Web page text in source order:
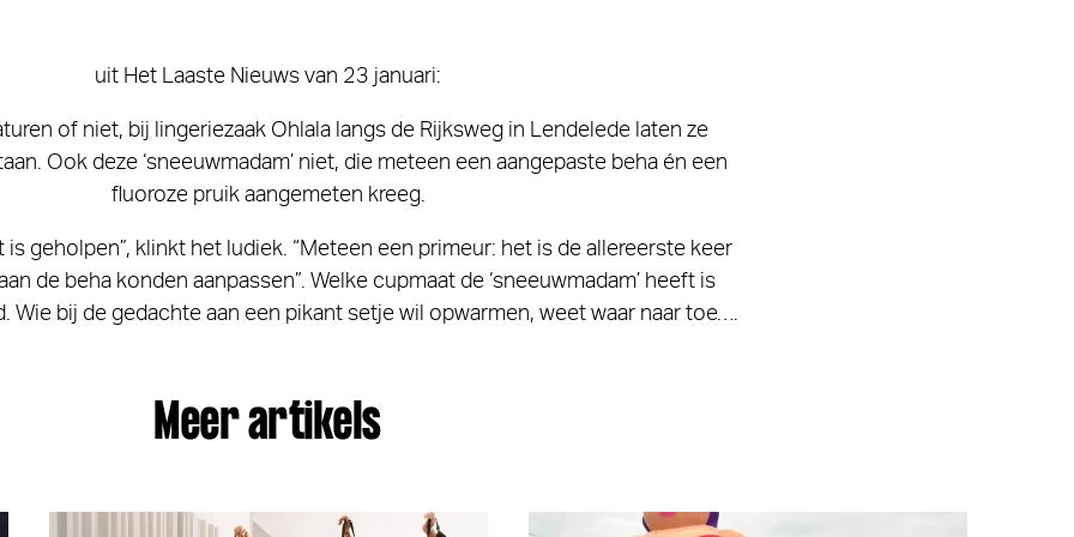
uit Het Laaste Nieuws van 23 januari:
of niet, bij lingeriezaak Ohlala langs de Rijksweg in Lendelede laten ze
Ook deze ‘sneeuwmadam’ niet, die meteen een aangepaste beha én een
fluoroze pruik aangemeten kreeg.
is geholpen”, klinkt het ludiek. “Meteen een primeur: het is de allereerste keer
de beha konden aanpassen”. Welke cupmaat de ‘sneeuwmadam’ heeft is
Wie bij de gedachte aan een pikant setje wil opwarmen, weet waar naar toe….
Meer artikels